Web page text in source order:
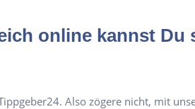
online kannst Du
Also zögere nicht, mit